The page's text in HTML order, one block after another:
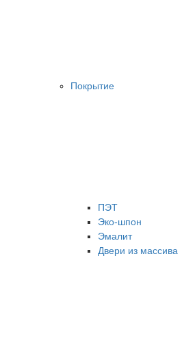
Покрытие
ПЭТ
Эко-шпон
Эмалит
Двери из массива